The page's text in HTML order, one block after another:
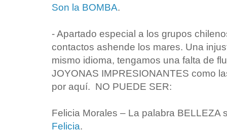
Son la BOMBA.
- Apartado especial a los grupos
contactos ashende los mares. Una
mismo idioma, tengamos una falta de
JOYONAS IMPRESIONANTES como
por aquí. NO PUEDE SER:
Felicia Morales – La palabra BELLEZA
Felicia.